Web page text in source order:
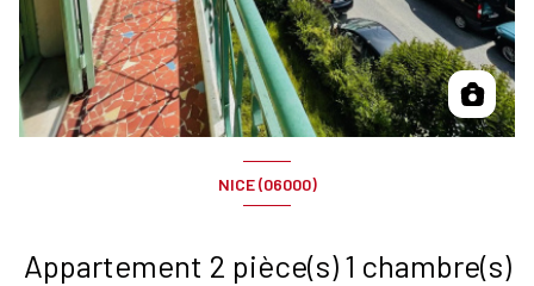
NICE (06000)
Appartement 2 pièce(s) 1 chambre(s)